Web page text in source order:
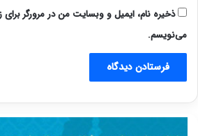
ذخیره نام، ایمیل و وبسایت من در مرورگر برای
می‌نویسم.